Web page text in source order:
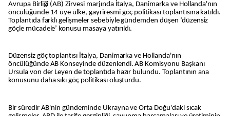
Avrupa Birliği (AB) Zirvesi marjında İtalya, Danimarka ve Hollanda'nın
öncülüğünde 14 üye ülke, gayriresmi göç politikası toplantısına katıldı.
Toplantıda farklı gelişmeler sebebiyle gündemden düşen ‘düzensiz
göçle mücadele’ konusu masaya yatırıldı.
Düzensiz göç toplantısı İtalya, Danimarka ve Hollanda'nın
öncülüğünde AB Konseyinde düzenlendi. AB Komisyonu Başkanı
Ursula von der Leyen de toplantıda hazır bulundu. Toplantının ana
konusunu daha sıkı göç politikası oluşturdu.
Bir süredir AB'nin gündeminde Ukrayna ve Orta Doğu'daki sıcak